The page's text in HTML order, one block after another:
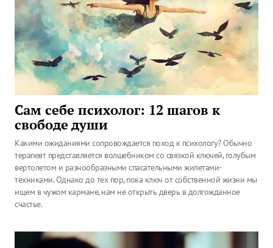
Сам себе психолог: 12 шагов к
свободе души
Какими ожиданиями сопровождается поход к психологу? Обычно
терапевт представляется волшебником со связкой ключей, голубым
вертолетом и разнообразными спасательными жилетами-
техниками. Однако до тех пор, пока ключ от собственной жизни мы
ищем в чужом кармане, нам не открыть дверь в долгожданное
счастье.